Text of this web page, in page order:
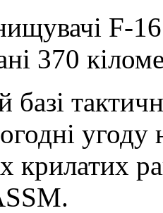
F-
370
базі
крилатих